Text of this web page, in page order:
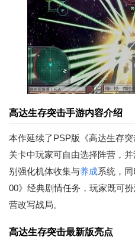
高达生存突击手游内容介绍
本作延续了PSP版《高达生存
关卡中玩家可自由选择阵营，
别强化机体收集与养成系统，
00》经典剧情任务，玩家既可
营改写战局。
高达生存突击最新版亮点